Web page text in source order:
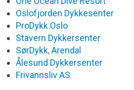
Oslofjorden Dykkesenter
ProDykk Oslo
Stavern Dykkersenter
SørDykk, Arendal
Ålesund Dykkersenter
Frivannsliv AS